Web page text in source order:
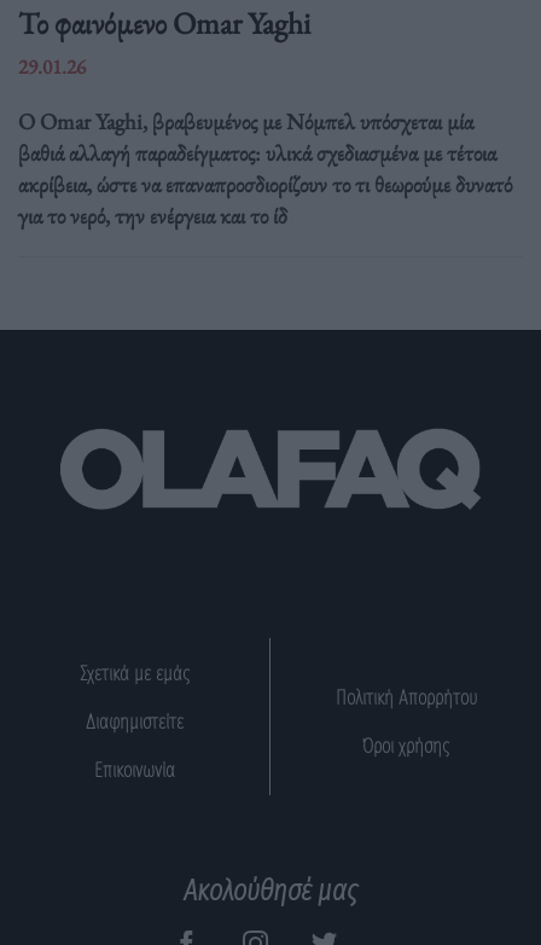
Το φαινόμενο Omar Yaghi
29.01.26
Ο Omar Yaghi, βραβευμένος με Νόμπελ υπόσχεται μία
βαθιά αλλαγή παραδείγματος: υλικά σχεδιασμένα με τέτοια
ακρίβεια, ώστε να επαναπροσδιορίζουν το τι θεωρούμε δυνατό
για το νερό, την ενέργεια και το ίδ
Σχετικά με εμάς
Διαφημιστείτε
Επικοινωνία
Πολιτική Απορρήτου
Όροι χρήσης
Ακολούθησέ μας